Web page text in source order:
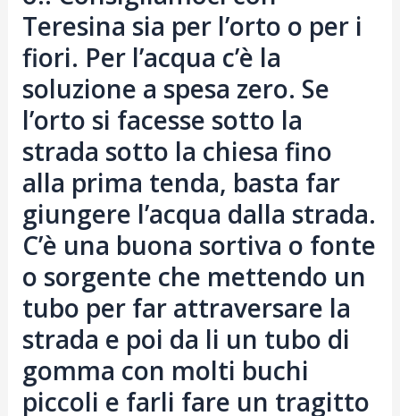
Teresina sia per l’orto o per i
fiori. Per l’acqua c’è la
soluzione a spesa zero. Se
l’orto si facesse sotto la
strada sotto la chiesa fino
alla prima tenda, basta far
giungere l’acqua dalla strada.
C’è una buona sortiva o fonte
o sorgente che mettendo un
tubo per far attraversare la
strada e poi da li un tubo di
gomma con molti buchi
piccoli e farli fare un tragitto